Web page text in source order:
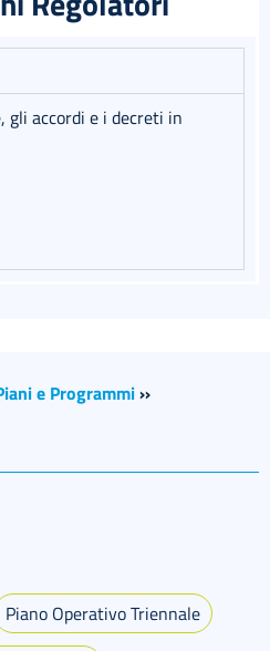
gli accordi e i decreti in
e Programmi››
Piano Operativo Triennale